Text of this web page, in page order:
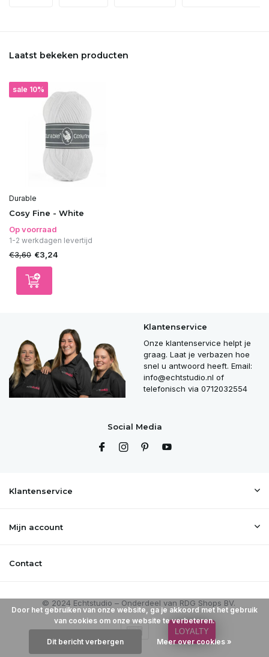
Laatst bekeken producten
sale 10%
Durable
Cosy Fine - White
Op voorraad
1-2 werkdagen levertijd
€3,60 €3,24
Klantenservice
Onze klantenservice helpt je
graag. Laat je verbazen hoe
snel u antwoord heeft. Email:
info@echtstudio.nl of
telefonisch via 0712032554
Social Media
Klantenservice
Mijn account
Contact
Door het gebruiken van onze website, ga je akkoord met het gebruik
van cookies om onze website te verbeteren.
Dit bericht verbergen Meer over cookies »
LOYALTY